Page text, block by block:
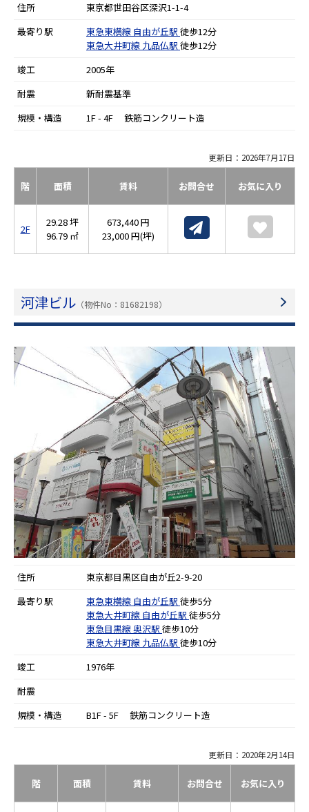
住所
東京都世田谷区深沢1-1-4
最寄り駅
東急東横線 自由が丘駅 徒歩12分
東急大井町線 九品仏駅 徒歩12分
竣工
2005年
耐震
新耐震基準
規模・構造
1F - 4F 鉄筋コンクリート造
更新日：2026年7月17日
階 面積 賃料 お問合せ お気に入り
2F
29.28 坪
96.79 ㎡
673,440 円
23,000 円(坪)
河津ビル （物件No：81682198）
住所
東京都目黒区自由が丘2-9-20
最寄り駅
東急東横線 自由が丘駅 徒歩5分
東急大井町線 自由が丘駅 徒歩5分
東急目黒線奥沢駅 徒歩10分
東急大井町線 九品仏駅 徒歩10分
竣工
1976年
耐震
規模・構造
B1F - 5F 鉄筋コンクリート造
更新日：2020年2月14日
階 面積 賃料 お問合せ お気に入り